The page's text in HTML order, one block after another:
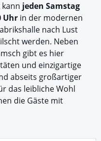
kann jeden Samstag
Uhr in der modernen
nach Lust
werden. Neben
gibt es hier
und einzigartige
abseits großartiger
das leibliche Wohl
die Gäste mit